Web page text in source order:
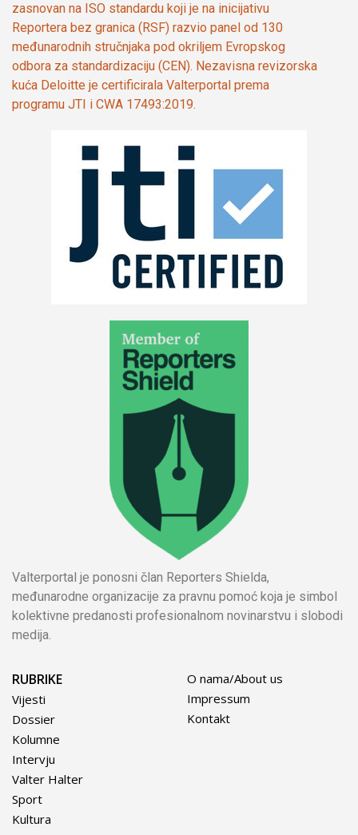
zasnovan na ISO standardu koji je na inicijativu
Reportera bez granica (RSF) razvio panel od 130
međunarodnih stručnjaka pod okriljem Evropskog
odbora za standardizaciju (CEN). Nezavisna revizorska
kuća Deloitte je certificirala Valterportal prema
programu JTI i CWA 17493:2019.
Valterportal je ponosni član Reporters Shielda,
međunarodne organizacije za pravnu pomoć koja je simbol
kolektivne predanosti profesionalnom novinarstvu i slobodi
medija.
RUBRIKE
Vijesti
Dossier
Kolumne
Intervju
Valter Halter
Sport
Kultura
O nama/About us
Impressum
Kontakt